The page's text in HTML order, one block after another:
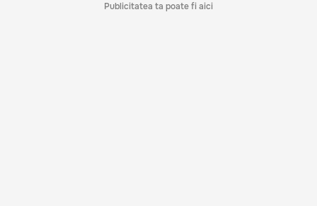
Publicitatea ta poate fi aici